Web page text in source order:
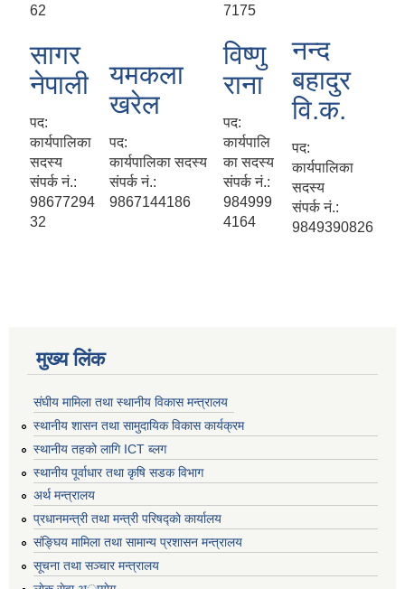
62
7175
सागर
नेपाली
पद:
कार्यपालिका
सदस्य
संपर्क नं.:
98677294
32
यमकला
खरेल
पद:
कार्यपालिका सदस्य
संपर्क नं.:
9867144186
विष्णु
राना
पद:
कार्यपालि
का सदस्य
संपर्क नं.:
984999
4164
नन्द
बहादुर
वि.क.
पद:
कार्यपालिका
सदस्य
संपर्क नं.:
9849390826
मुख्य लिंक
संघीय मामिला तथा स्थानीय विकास मन्त्रालय
स्थानीय शासन तथा सामुदायिक विकास कार्यक्रम
स्थानीय तहको लागि ICT ब्लग
स्थानीय पूर्वाधार तथा कृषि सडक विभाग
अर्थ मन्त्रालय
प्रधानमन्त्री तथा मन्त्री परिषद्काे कार्यालय
संङ्घिय मामिला तथा सामान्य प्रशासन मन्त्रालय
सूचना तथा सञ्चार मन्त्रालय